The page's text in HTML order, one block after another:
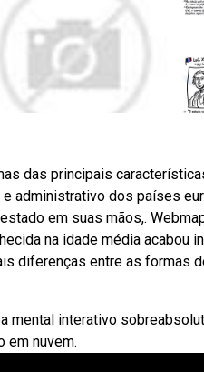
das principais
administrativo dos países
em suas mãos,.
na idade média acabou
diferenças entre as formas
mental interativo
em nuvem.